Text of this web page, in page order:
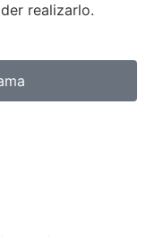
realizarlo.